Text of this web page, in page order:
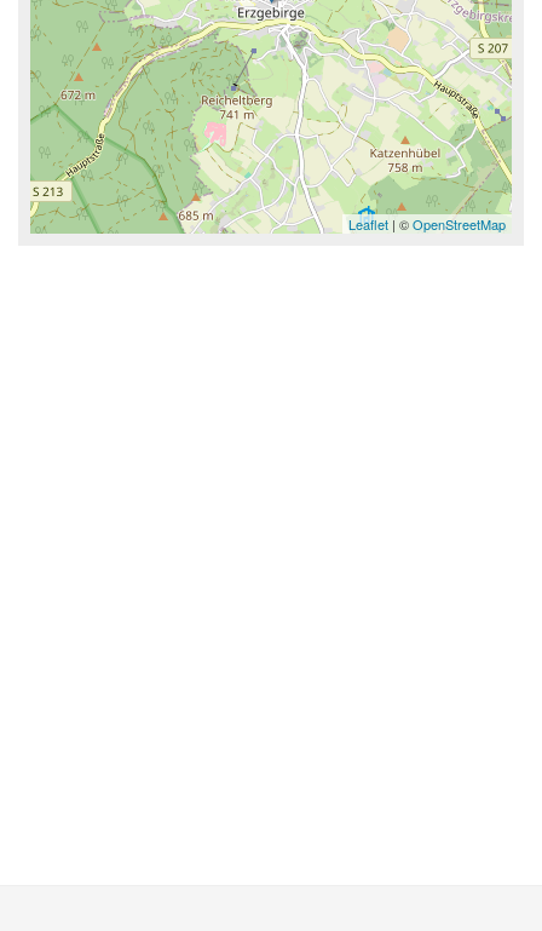
Leaflet | ©OpenStreetMap